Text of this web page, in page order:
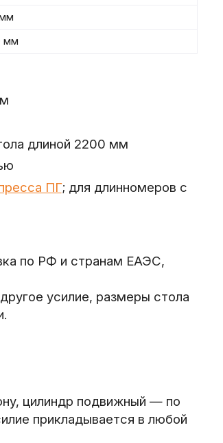
мм
длиной 2200 мм
ПГ; для длинномеров с
по РФ и странам ЕАЭС,
усилие, размеры стола
цилиндр подвижный — по
прикладывается в любой